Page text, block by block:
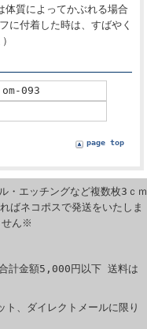
質によってかぶれる場合
に付着した時は、すばやく
om-093
page top
・エッチングなど複数枚3ｃｍ
ばネコポスで発送をいたしま
せん※
計金額5,000円以下 送料は
ト、ダイレクトメールに限り